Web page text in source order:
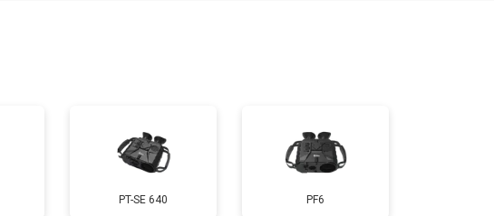
PT-SE 640 PF6